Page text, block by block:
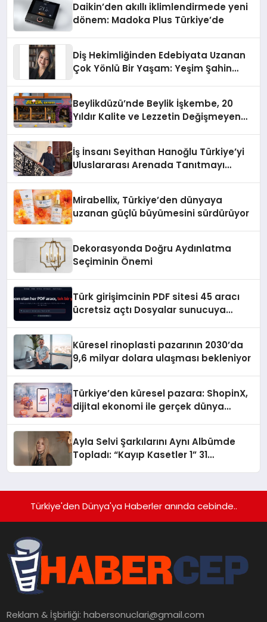
Daikin’den akıllı iklimlendirmede yeni
dönem: Madoka Plus Türkiye’de
Diş Hekimliğinden Edebiyata Uzanan
Çok Yönlü Bir Yaşam: Yeşim Şahin
Beylikdüzü’nde Beylik İşkembe, 20
Yıldır Kalite ve Lezzetin Değişmeyen
İş İnsanı Seyithan Hanoğlu Türkiye’yi
Uluslararası Arenada Tanıtmayı
Mirabellix, Türkiye’den dünyaya
uzanan güçlü büyümesini sürdürüyor
Dekorasyonda Doğru Aydınlatma
Seçiminin Önemi
Türk girişimcinin PDF sitesi 45 aracı
ücretsiz açtı Dosyalar sunucuya
Küresel rinoplasti pazarının 2030’da
9,6 milyar dolara ulaşması bekleniyor
Türkiye’den küresel pazara: ShopinX,
dijital ekonomi ile gerçek dünya
Ayla Selvi Şarkılarını Aynı Albümde
Topladı: “Kayıp Kasetler 1” 31
Türkiye'den Dünya'ya Haberler anında cebinde..
Reklam & İşbirliği:habersonuclari@gmail.com